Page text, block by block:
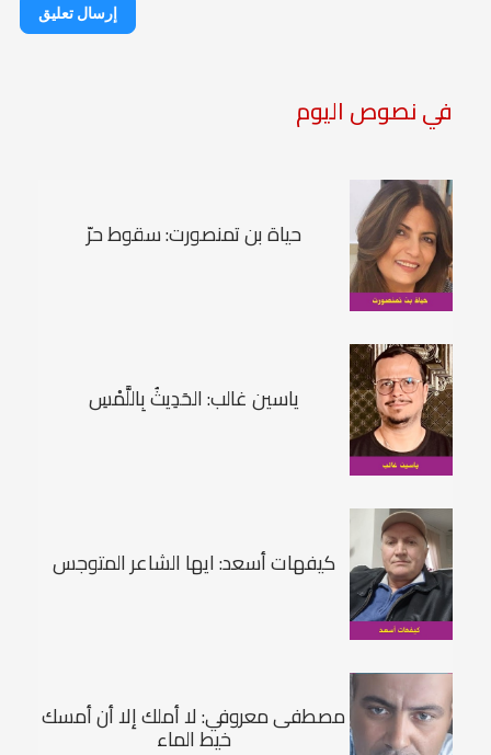
إرسال تعليق
في نصوص اليوم
حياة بن تمنصورت: سقوط حرّ
ياسين غالب: الحَدِيثُ بِاللَّمْسِ
كيفهات أسعد: ايها الشاعر المتوجس
مصطفى معروفي: لا أملك إلا أن أمسك
خيط الماء